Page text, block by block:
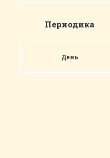
Периодика
День